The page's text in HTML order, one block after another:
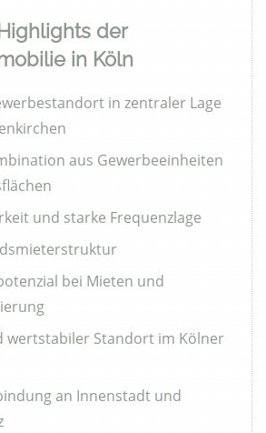
der
in Köln
in zentraler Lage
aus Gewerbeeinheiten
und starke Frequenzlage
bei Mieten und
wertstabiler Standort im Kölner
an Innenstadt und